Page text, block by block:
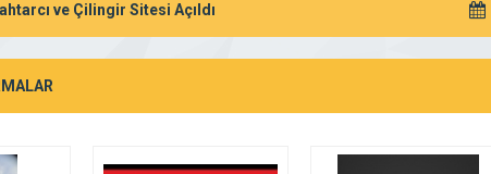
ve Çilingir Sitesi Açıldı